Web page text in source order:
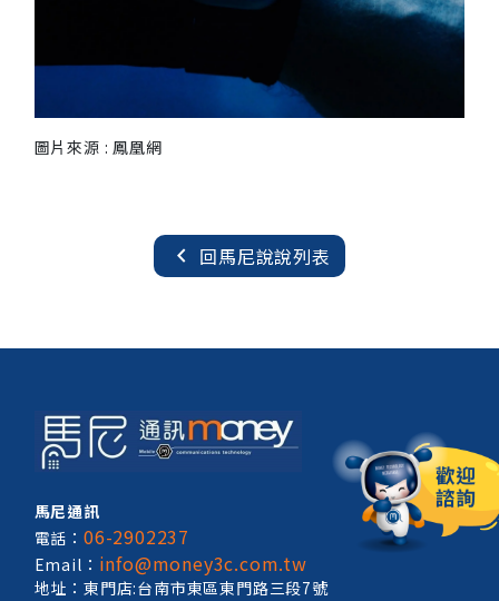
圖片來源 : 鳳凰網
chevron_left 回馬尼說說列表
馬尼通訊
電話：06-2902237
Email： info@money3c.com.tw
地址：東門店:台南市東區東門路三段7號